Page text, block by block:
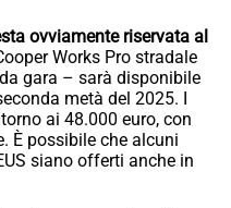
ovviamente riservata al
Works Pro stradale
gara – sarà disponibile
metà del 2025. I
ai 48.000 euro, con
È possibile che alcuni
siano offerti anche in